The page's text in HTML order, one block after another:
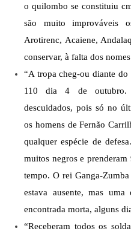
o quilombo se constituiu
são muito improváveis
Arotirenc, Acaiene,
conservar, à falta dos
“A tropa cheg-ou diante
110 dia 4 de outubro.
descuidados, pois só no
os homens de Fernão
qualquer espécie de
muitos negros e
tempo. O rei Ganga-
estava ausente, mas
encontrada morta, alguns
“Receberam todos os